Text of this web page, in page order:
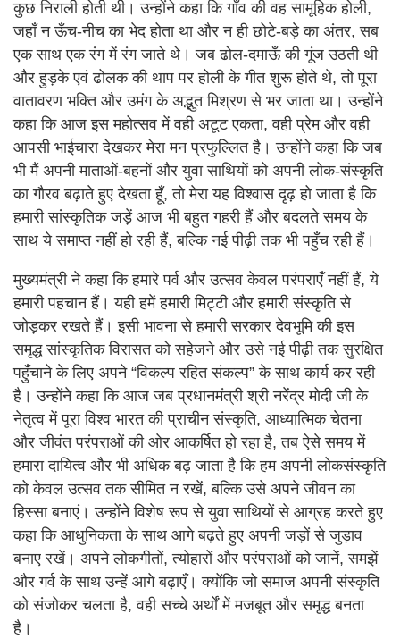
कुछ निराली होती थी। उन्होंने कहा कि गाँव की वह सामूहिक होली,
जहाँ न ऊँच-नीच का भेद होता था और न ही छोटे-बड़े का अंतर, सब
एक साथ एक रंग में रंग जाते थे। जब ढोल-दमाऊँ की गूंज उठती थी
और हुड़के एवं ढोलक की थाप पर होली के गीत शुरू होते थे, तो पूरा
वातावरण भक्ति और उमंग के अद्भुत मिश्रण से भर जाता था। उन्होंने
कहा कि आज इस महोत्सव में वही अटूट एकता, वही प्रेम और वही
आपसी भाईचारा देखकर मेरा मन प्रफुल्लित है। उन्होंने कहा कि जब
भी मैं अपनी माताओं-बहनों और युवा साथियों को अपनी लोक-संस्कृति
का गौरव बढ़ाते हुए देखता हूँ, तो मेरा यह विश्वास दृढ़ हो जाता है कि
हमारी सांस्कृतिक जड़ें आज भी बहुत गहरी हैं और बदलते समय के
साथ ये समाप्त नहीं हो रही हैं, बल्कि नई पीढ़ी तक भी पहुँच रही हैं।
मुख्यमंत्री ने कहा कि हमारे पर्व और उत्सव केवल परंपराएँ नहीं हैं, ये
हमारी पहचान हैं। यही हमें हमारी मिट्टी और हमारी संस्कृति से
जोड़कर रखते हैं। इसी भावना से हमारी सरकार देवभूमि की इस
समृद्ध सांस्कृतिक विरासत को सहेजने और उसे नई पीढ़ी तक सुरक्षित
पहुँचाने के लिए अपने “विकल्प रहित संकल्प” के साथ कार्य कर रही
है। उन्होंने कहा कि आज जब प्रधानमंत्री श्री नरेंद्र मोदी जी के
नेतृत्व में पूरा विश्व भारत की प्राचीन संस्कृति, आध्यात्मिक चेतना
और जीवंत परंपराओं की ओर आकर्षित हो रहा है, तब ऐसे समय में
हमारा दायित्व और भी अधिक बढ़ जाता है कि हम अपनी लोकसंस्कृति
को केवल उत्सव तक सीमित न रखें, बल्कि उसे अपने जीवन का
हिस्सा बनाएं। उन्होंने विशेष रूप से युवा साथियों से आग्रह करते हुए
कहा कि आधुनिकता के साथ आगे बढ़ते हुए अपनी जड़ों से जुड़ाव
बनाए रखें। अपने लोकगीतों, त्योहारों और परंपराओं को जानें, समझें
और गर्व के साथ उन्हें आगे बढ़ाएँ। क्योंकि जो समाज अपनी संस्कृति
को संजोकर चलता है, वही सच्चे अर्थों में मजबूत और समृद्ध बनता
है।